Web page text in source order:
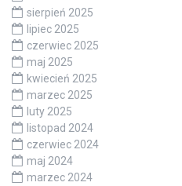
sierpień 2025
lipiec 2025
czerwiec 2025
maj 2025
kwiecień 2025
marzec 2025
luty 2025
listopad 2024
czerwiec 2024
maj 2024
marzec 2024